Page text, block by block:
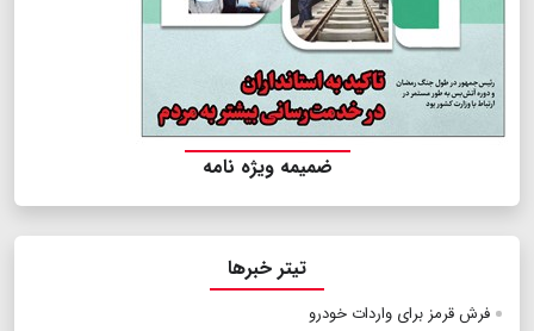
ضمیمه ویژه نامه
تیتر خبرها
فرش قرمز برای واردات خودرو